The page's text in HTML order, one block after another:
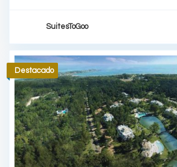
SuitesToGoo
Destacado